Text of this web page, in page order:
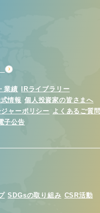
業績
IRライブラリー
情報 個人投資家の皆さまへ
ャーポリシー よくあるご質問
子公告
SDGsの取り組み CSR活動